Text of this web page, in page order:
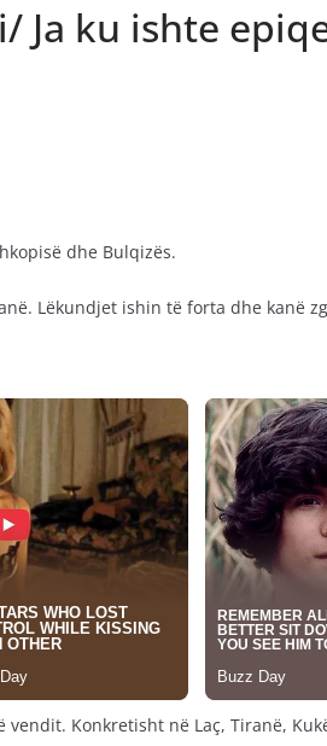
Ja ku ishte
dhe Bulqizës.
Lëkundjet ishin të forta dhe kanë
Konkretisht në Laç, Tiranë,